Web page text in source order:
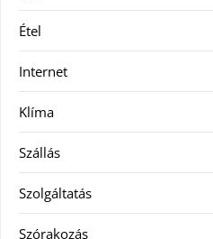
Étel
Internet
Klíma
Szállás
Szolgáltatás
Szórakozás